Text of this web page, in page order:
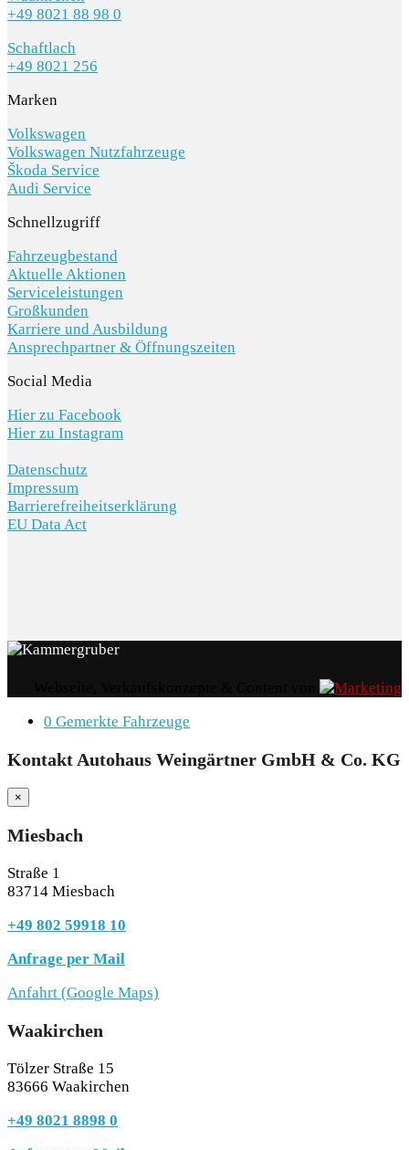
+49 8021 88 98 0
Schaftlach
+49 8021 256
Marken
Volkswagen
Volkswagen Nutzfahrzeuge
Škoda Service
Audi Service
Schnellzugriff
Fahrzeugbestand
Aktuelle Aktionen
Serviceleistungen
Großkunden
Karriere und Ausbildung
Ansprechpartner & Öffnungszeiten
Social Media
Hier zu Facebook
Hier zu Instagram
Datenschutz
Impressum
Barrierefreiheitserklärung
EU Data Act
0 Gemerkte Fahrzeuge
Kontakt Autohaus Weingärtner GmbH & Co. KG
×
Miesbach
Straße 1
83714 Miesbach
+49 802 59918 10
Anfrage per Mail
Anfahrt (Google Maps)
Waakirchen
Tölzer Straße 15
83666 Waakirchen
+49 8021 8898 0